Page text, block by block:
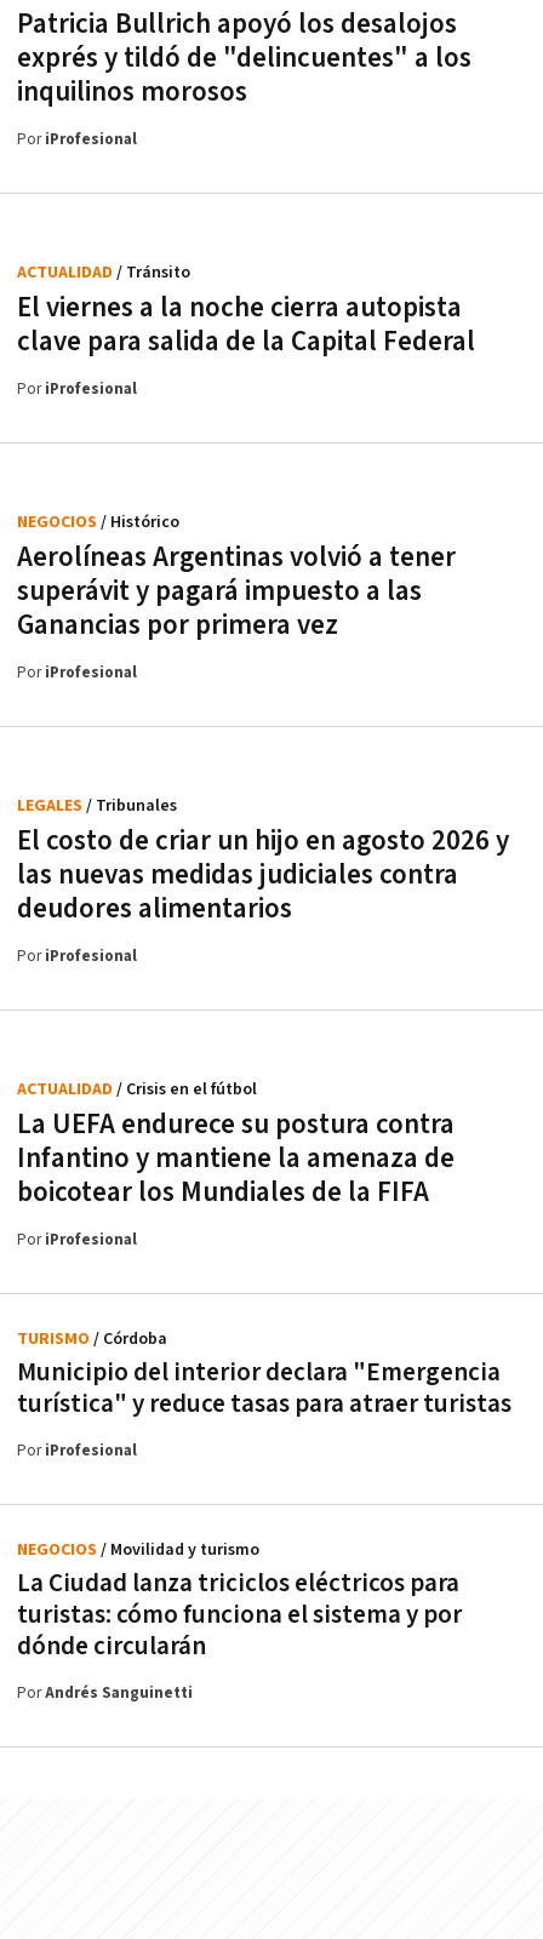
Patricia Bullrich apoyó los desalojos
exprés y tildó de "delincuentes" a los
inquilinos morosos
PoriProfesional
El viernes a la noche cierra autopista
clave para salida de la Capital Federal
ACTUALIDAD / Tránsito
PoriProfesional
Aerolíneas Argentinas volvió a tener
superávit y pagará impuesto a las
Ganancias por primera vez
NEGOCIOS / Histórico
PoriProfesional
El costo de criar un hijo en agosto 2026 y
las nuevas medidas judiciales contra
deudores alimentarios
LEGALES / Tribunales
PoriProfesional
La UEFA endurece su postura contra
Infantino y mantiene la amenaza de
boicotear los Mundiales de la FIFA
ACTUALIDAD / Crisis en el fútbol
PoriProfesional
Municipio del interior declara "Emergencia
turística" y reduce tasas para atraer turistas
TURISMO / Córdoba
PoriProfesional
La Ciudad lanza triciclos eléctricos para
turistas: cómo funciona el sistema y por
dónde circularán
NEGOCIOS / Movilidad y turismo
PorAndrés Sanguinetti